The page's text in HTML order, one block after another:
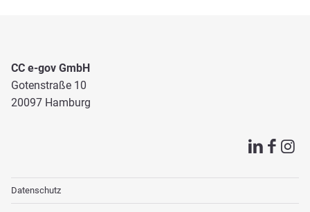
CC e-gov GmbH
Gotenstraße 10
20097 Hamburg
Datenschutz